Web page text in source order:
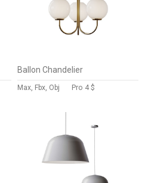
Ballon Chandelier
Max, Fbx, Obj Pro 4 $